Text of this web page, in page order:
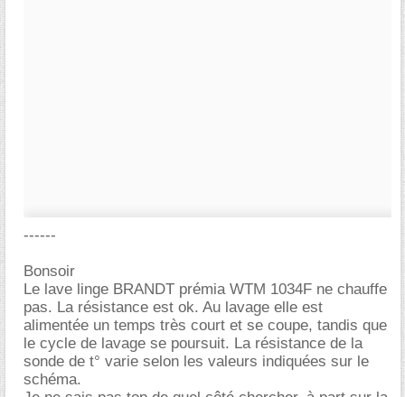
------
Bonsoir
Le lave linge BRANDT prémia WTM 1034F ne chauffe
pas. La résistance est ok. Au lavage elle est
alimentée un temps très court et se coupe, tandis que
le cycle de lavage se poursuit. La résistance de la
sonde de t° varie selon les valeurs indiquées sur le
schéma.